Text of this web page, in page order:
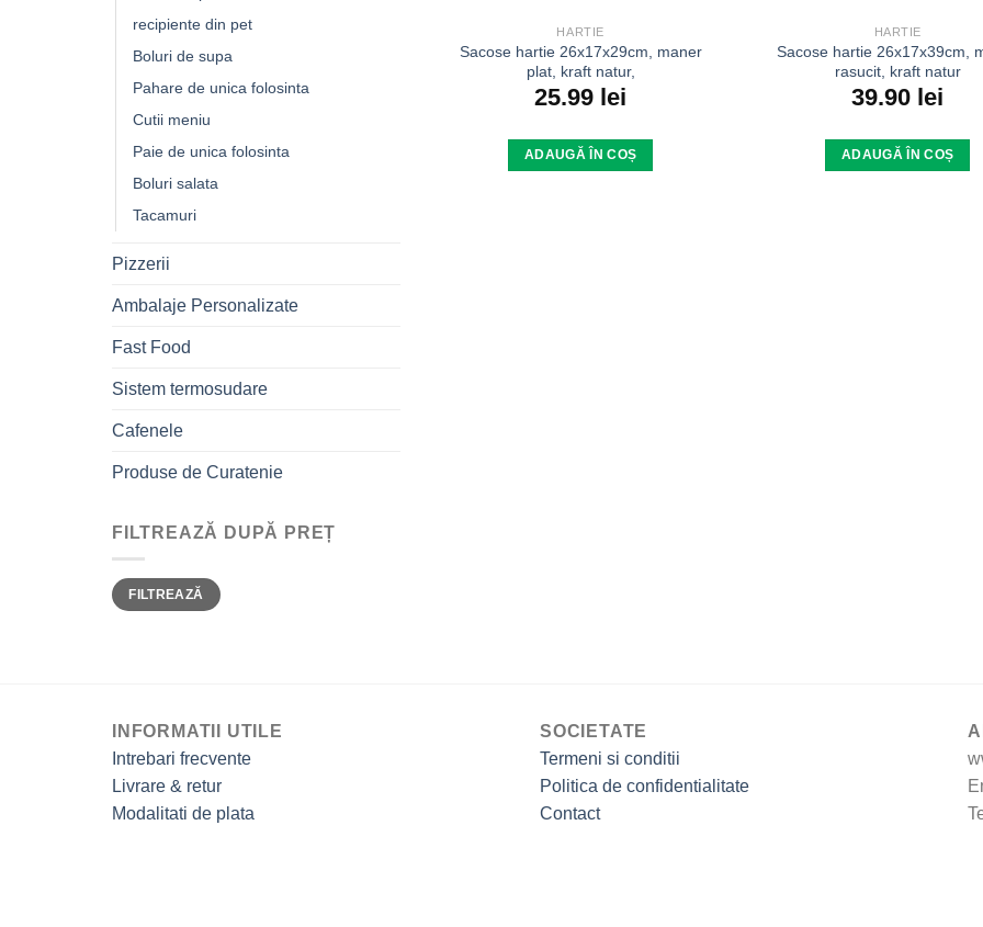
recipiente din pet
Boluri de supa
Pahare de unica folosinta
Cutii meniu
Paie de unica folosinta
Boluri salata
Tacamuri
Pizzerii
Ambalaje Personalizate
Fast Food
Sistem termosudare
Cafenele
Produse de Curatenie
FILTREAZĂ DUPĂ PREȚ
Preț
minim
Preț
maxim
FILTREAZĂ
HARTIE
Sacose hartie 26x17x29cm, maner
plat, kraft natur,
25.99 lei
ADAUGĂ ÎN COȘ
HARTIE
Sacose hartie 26x17x39cm,
rasucit, kraft natur
39.90 lei
ADAUGĂ ÎN COȘ
INFORMATII UTILE
Intrebari frecvente
Livrare & retur
Modalitati de plata
SOCIETATE
Termeni si conditii
Politica de confidentialitate
Contact